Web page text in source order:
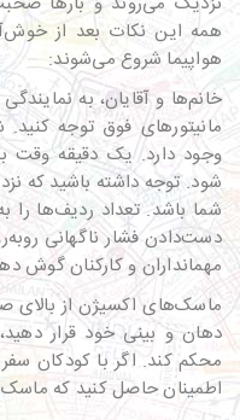
همه این نکات بعد از
هواپیما شروع می‌شوند:
خانم‌ها و آقایان، به
مانیتورهای فوق توجه
وجود دارد. یک دقیقه وقت
شود. توجه داشته باشید
شما باشد. تعداد ردیف‌ها را
دست‌دادن فشار ناگهانی
مهمانداران و کارکنان گوش
ماسک‌های اکسیژن از بالای
دهان و بینی خود قرار
محکم کند. اگر با کودکان
اطمینان حاصل کنید که